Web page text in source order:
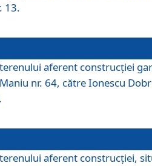
13.
aferent construcției
nr. 64, către Ionescu
aferent construcției,